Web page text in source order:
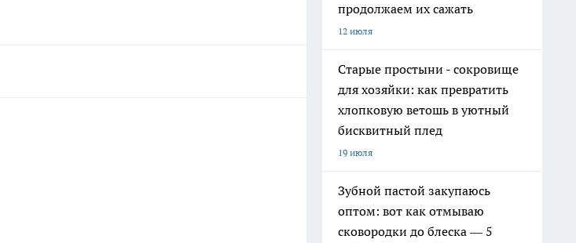
продолжаем их сажать
12 июля
Старые простыни - сокровище
для хозяйки: как превратить
хлопковую ветошь в уютный
бисквитный плед
19 июля
Зубной пастой закупаюсь
оптом: вот как отмываю
сковородки до блеска — 5